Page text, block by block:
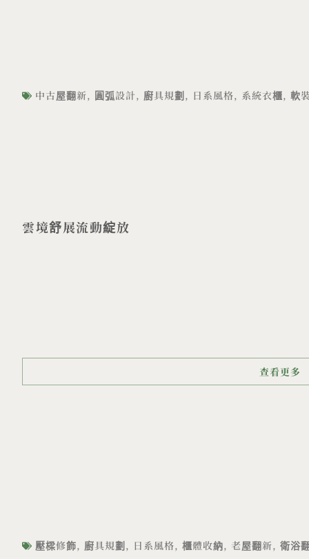
中古屋翻新, 圓弧設計, 廚具規劃, 日系風格, 系統衣櫃,軟
雲境舒展流動綻放
查看更多
壓樑修飾, 廚具規劃, 日系風格,櫃體收納, 老屋翻新,衛浴